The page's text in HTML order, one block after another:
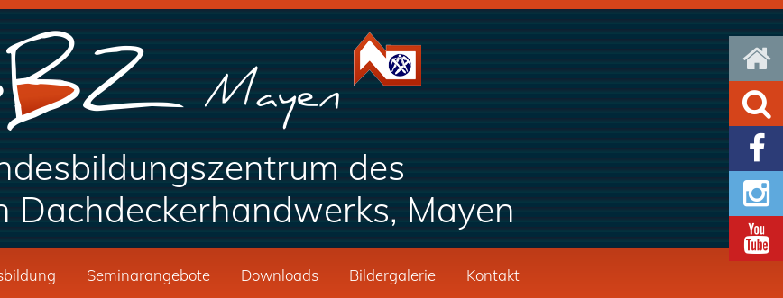





des
Dachdeckerhandwerks, Mayen
Seminarangebote Downloads Bildergalerie Kontakt